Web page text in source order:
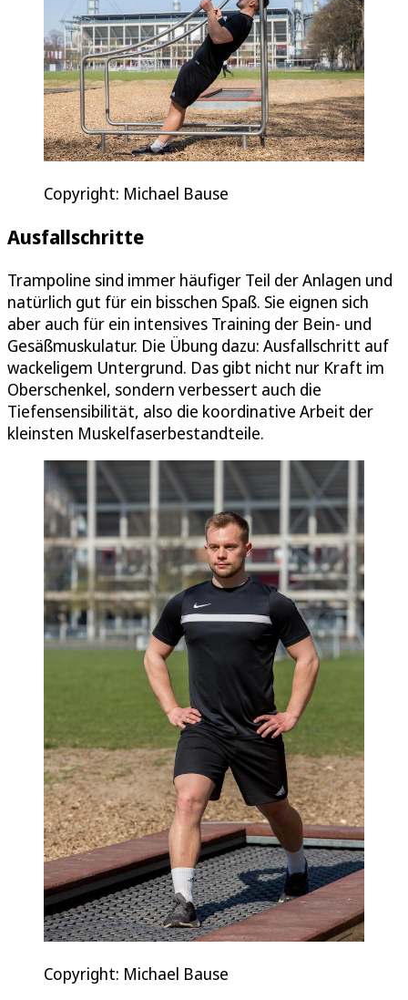
Copyright: Michael Bause
Ausfallschritte
Trampoline sind immer häufiger Teil der Anlagen und
natürlich gut für ein bisschen Spaß. Sie eignen sich
aber auch für ein intensives Training der Bein- und
Gesäßmuskulatur. Die Übung dazu: Ausfallschritt auf
wackeligem Untergrund. Das gibt nicht nur Kraft im
Oberschenkel, sondern verbessert auch die
Tiefensensibilität, also die koordinative Arbeit der
kleinsten Muskelfaserbestandteile.
Copyright: Michael Bause